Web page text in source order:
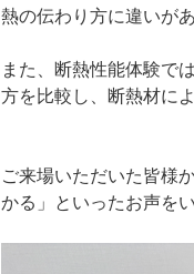
熱の伝わり方に違いが
また、断熱性能体験で
方を比較し、断熱材に
ご来場いただいた皆様
かる」といったお声を